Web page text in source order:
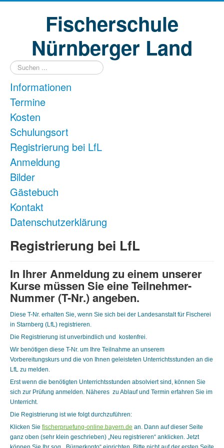
Fischerschule
Nürnberger Land
Suchen
...
Informationen
Termine
Kosten
Schulungsort
Registrierung bei LfL
Anmeldung
Bilder
Gästebuch
Kontakt
Datenschutzerklärung
Registrierung bei LfL
In Ihrer Anmeldung zu einem unserer
Kurse müssen Sie eine Teilnehmer-
Nummer (T-Nr.) angeben.
Diese T-Nr. erhalten Sie, wenn Sie sich bei der Landesanstalt für Fischerei
in Starnberg (LfL) registrieren.
Die Registrierung ist unverbindlich und kostenfrei.
Wir benötigen diese T-Nr. um Ihre Teilnahme an unserem
Vorbereitungskurs und die von Ihnen geleisteten Unterrichtsstunden an die
LfL zu melden.
Erst wenn die benötigten Unterrichtsstunden absolviert sind, können Sie
sich zur Prüfung anmelden. Näheres zu Ablauf und Termin erfahren Sie im
Unterricht.
Die Registrierung ist wie folgt durchzuführen:
Klicken Sie fischerpruefung-online.bayern.de an. Dann auf dieser Seite
ganz oben (sehr klein geschrieben) „Neu registrieren“ anklicken. Jetzt